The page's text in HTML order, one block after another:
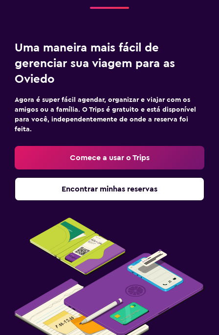
Uma maneira mais fácil de
gerenciar sua viagem para as
Oviedo
Agora é super fácil agendar, organizar e viajar com os
amigos ou a família. O Trips é gratuito e está disponível
para você, independentemente de onde a reserva foi
feita.
Comece a usar o Trips
Encontrar minhas reservas